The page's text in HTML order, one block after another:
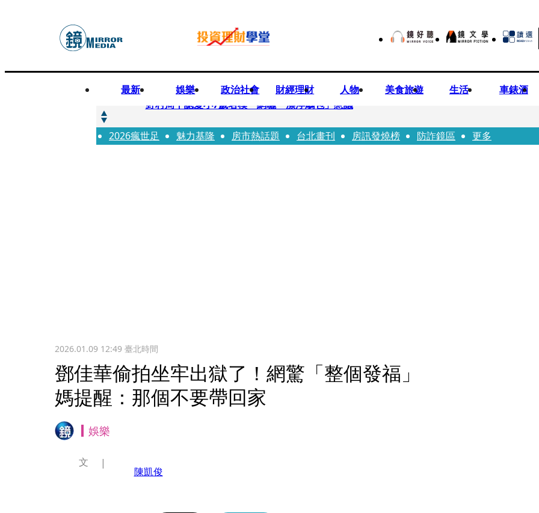
最新 娛樂 政治社會 財經理財 人物 美食旅遊 生活 車錶酒
快訊
野村周平認愛小7歲名模 網曬「漂浮鵰包」惹議
快訊
8年磨一劍 陳法拉自編自導《Bloodline》進軍多倫多 柯林法洛姊弟相挺
2026瘋世足 魅力基隆 房市熱話題 台北畫刊 房訊發燒榜 防詐鏡區 更多
2026.01.09 12:49臺北時間
鄧佳華偷拍坐牢出獄了！網驚「整個發福」
媽提醒：那個不要帶回家
娛樂
文
陳凱俊